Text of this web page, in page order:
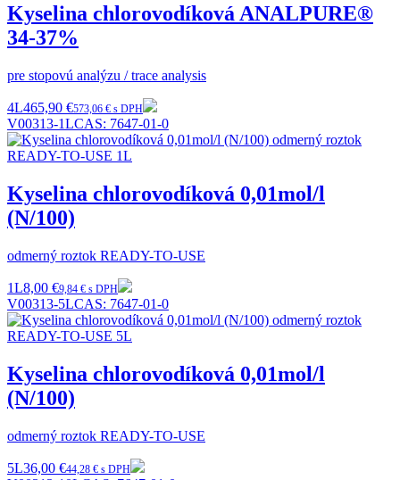
Kyselina chlorovodíková ANALPURE®
34-37%
pre stopovú analýzu / trace analysis
4L465,90 €573,06 € s DPH
V00313-1LCAS: 7647-01-0
Kyselina chlorovodíková 0,01mol/l
(N/100)
odmerný roztok READY-TO-USE
1L8,00 €9,84 € s DPH
V00313-5LCAS: 7647-01-0
Kyselina chlorovodíková 0,01mol/l
(N/100)
odmerný roztok READY-TO-USE
5L36,00 €44,28 € s DPH